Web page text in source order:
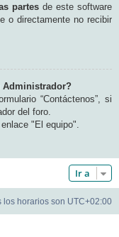
partes de este software
o directamente no recibir
Administrador?
“Contáctenos”, si
del foro.
"El equipo".
Ir a
los horarios son UTC+02:00